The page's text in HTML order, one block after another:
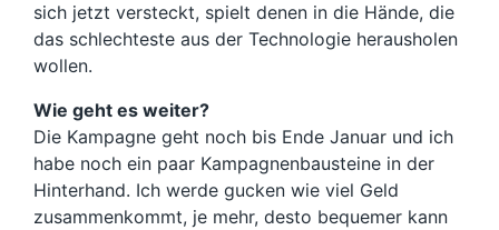
sich jetzt versteckt, spielt denen in die Hände, die
das schlechteste aus der Technologie herausholen
wollen.
Wie geht es weiter?
Die Kampagne geht noch bis Ende Januar und ich
habe noch ein paar Kampagnenbausteine in der
Hinterhand. Ich werde gucken wie viel Geld
zusammenkommt, je mehr, desto bequemer kann